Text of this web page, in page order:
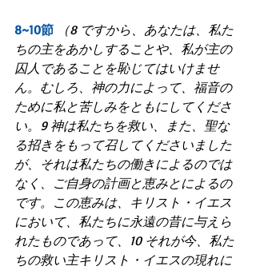
8~10節
（8 ですから、あなたは、私た
ちの主をあかしすることや、私が主の
囚人であることを恥じてはいけませ
ん。むしろ、神の力によって、福音の
ために私と苦しみをともにしてくださ
い。9 神は私たちを救い、また、聖な
る招きをもって召してくださいました
が、それは私たちの働きによるのでは
なく、ご自身の計画と恵みとによるの
です。この恵みは、キリスト・イエス
において、私たちに永遠の昔に与えら
れたものであって、10 それが今、私た
ちの救い主キリスト・イエスの現れに